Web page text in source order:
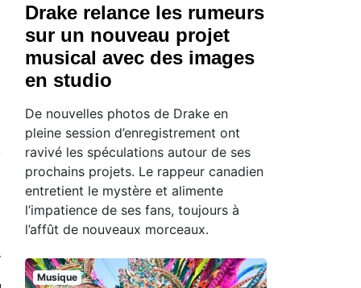
Drake relance les rumeurs
sur un nouveau projet
musical avec des images
en studio
De nouvelles photos de Drake en
pleine session d’enregistrement ont
ravivé les spéculations autour de ses
prochains projets. Le rappeur canadien
entretient le mystère et alimente
l’impatience de ses fans, toujours à
l’affût de nouveaux morceaux.
Musique